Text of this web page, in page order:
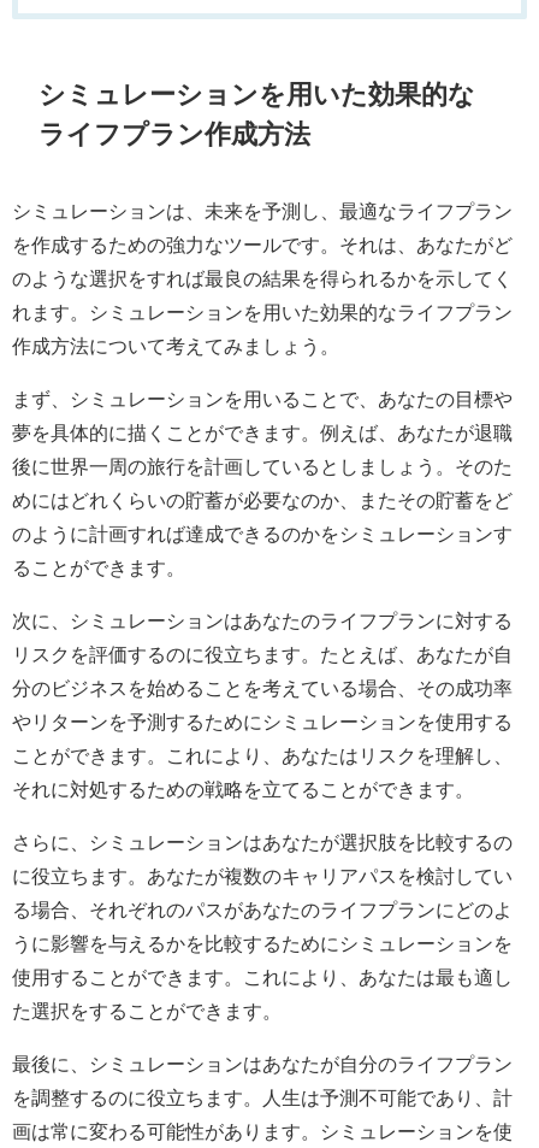
シミュレーションを用いた効果的な
ライフプラン作成方法
シミュレーションは、未来を予測し、最適なライフプラン
を作成するための強力なツールです。それは、あなたがど
のような選択をすれば最良の結果を得られるかを示してく
れます。シミュレーションを用いた効果的なライフプラン
作成方法について考えてみましょう。
まず、シミュレーションを用いることで、あなたの目標や
夢を具体的に描くことができます。例えば、あなたが退職
後に世界一周の旅行を計画しているとしましょう。そのた
めにはどれくらいの貯蓄が必要なのか、またその貯蓄をど
のように計画すれば達成できるのかをシミュレーションす
ることができます。
次に、シミュレーションはあなたのライフプランに対する
リスクを評価するのに役立ちます。たとえば、あなたが自
分のビジネスを始めることを考えている場合、その成功率
やリターンを予測するためにシミュレーションを使用する
ことができます。これにより、あなたはリスクを理解し、
それに対処するための戦略を立てることができます。
さらに、シミュレーションはあなたが選択肢を比較するの
に役立ちます。あなたが複数のキャリアパスを検討してい
る場合、それぞれのパスがあなたのライフプランにどのよ
うに影響を与えるかを比較するためにシミュレーションを
使用することができます。これにより、あなたは最も適し
た選択をすることができます。
最後に、シミュレーションはあなたが自分のライフプラン
を調整するのに役立ちます。人生は予測不可能であり、計
画は常に変わる可能性があります。シミュレーションを使